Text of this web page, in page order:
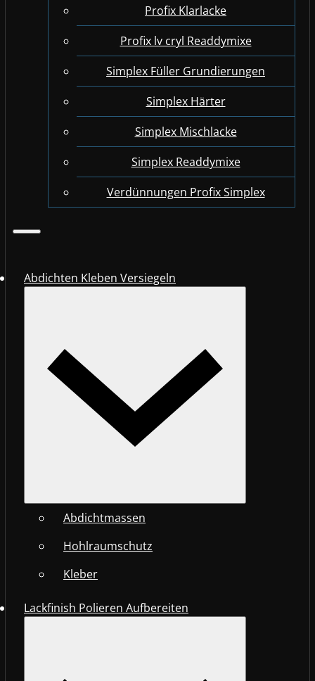
Profix Klarlacke
Profix lv cryl Readdymixe
Simplex Füller Grundierungen
Simplex Härter
Simplex Mischlacke
Simplex Readdymixe
Verdünnungen Profix Simplex
Abdichten Kleben Versiegeln
Abdichtmassen
Hohlraumschutz
Kleber
Lackfinish Polieren Aufbereiten